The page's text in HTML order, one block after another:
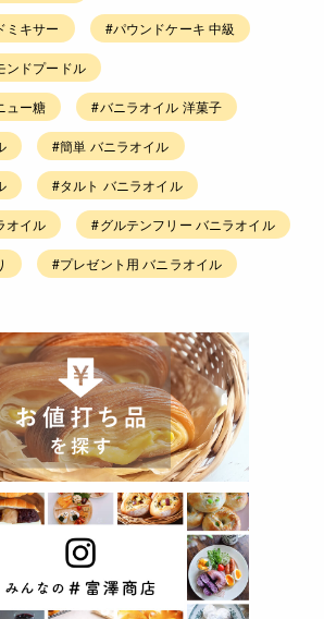
ミキサー #パウンドケーキ 中級
ンドプードル
ュー糖 #バニラオイル 洋菓子
#簡単 バニラオイル
#タルト バニラオイル
オイル #グルテンフリー バニラオイル
#プレゼント用 バニラオイル